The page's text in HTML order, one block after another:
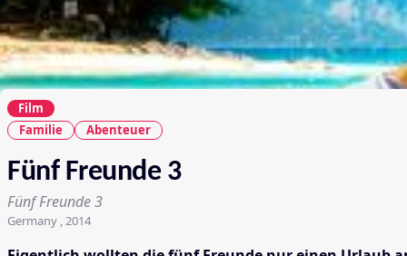
Film
Familie
Abenteuer
Fünf Freunde 3
Fünf Freunde 3
Germany , 2014